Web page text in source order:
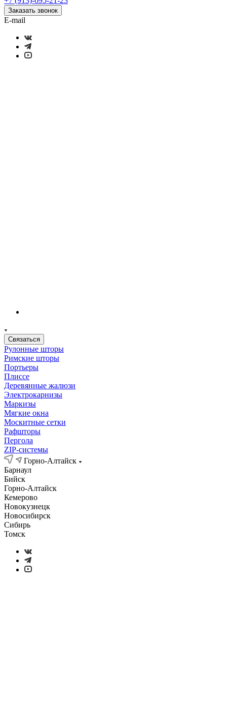
Заказать звонок
E-mail
Связаться
Рулонные шторы
Римские шторы
Портьеры
Плиссе
Деревянные жалюзи
Электрокарнизы
Маркизы
Мягкие окна
Москитные сетки
Рафшторы
Пергола
ZIP-системы
Горно-Алтайск
Барнаул
Бийск
Горно-Алтайск
Кемерово
Новокузнецк
Новосибирск
Сибирь
Томск